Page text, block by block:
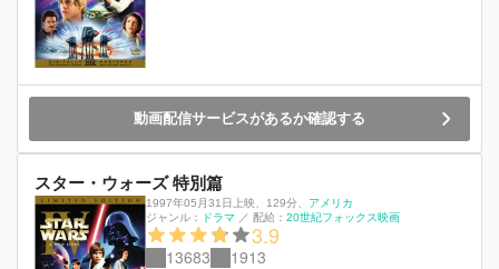
動画配信サービスがあるか確認する
スター・ウォーズ 特別篇
1997年05月31日上映 129分
アメリカ
ジャンル：
ドラマ ／ 配給： 20世紀フォックス映画
3.9
13683 1913